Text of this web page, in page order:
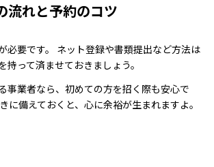
流れと予約のコツ
必要です。 ネット登録や書類提出など方法は
持って済ませておきましょう。
事業者なら、初めての方を招く際も安心で
に備えておくと、心に余裕が生まれますよ。